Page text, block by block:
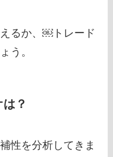
るか、￼トレード
う。
？
性を分析してきま